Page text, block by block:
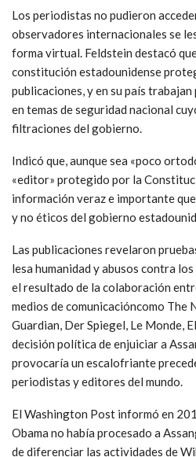
Los periodistas no pudieron
observadores internacionales se
forma virtual. Feldstein destacó
constitución estadounidense
publicaciones, y en su país
en temas de seguridad nacional
filtraciones del gobierno.
Indicó que, aunque sea «poco
«editor» protegido por la
información veraz e importante
y no éticos del gobierno
Las publicaciones revelaron
lesa humanidad y abusos contra
el resultado de la colaboración
medios de comunicacióncomo The
Guardian, Der Spiegel, Le Monde,
decisión política de enjuiciar a
provocaría un escalofriante
periodistas y editores del mundo.
El Washington Post informó en
Obama no había procesado a
de diferenciar las actividades de